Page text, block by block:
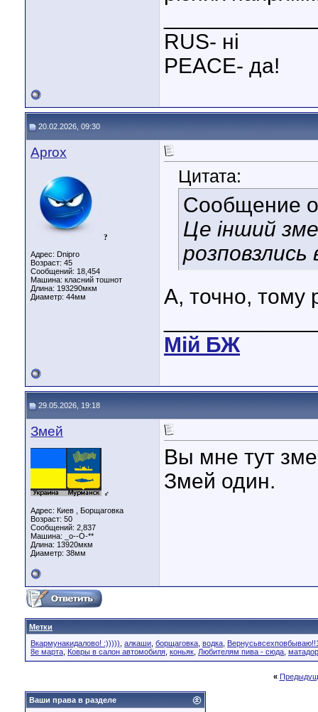
RUS- ні
PEACE- да!
20.02.2026, 09:30
Aprox
?
Адрес: Dnipro
Возраст: 45
Сообщений: 18,454
Машина: класний тошнот
Длина: 193290мкм
Диаметр: 44мм
Цитата:
Сообщение
Це інший
розповзлись
А, точно, тому
Мiй БЖ
29.05.2026, 19:18
Змей
♂
Адрес: Киев , Борщаговка
Возраст: 50
Сообщений: 2,837
Машина: _о--О-**
Длина: 13920мкм
Диаметр: 38мм
Вы мне тут
Змей один.
Метки
Вкармунакидалово! :))))) алкаши борщаговка водка
8е марта Ковры в салон автомобиля коньяк Любителям пива - сюда матадор
«
Ваши права в разделе